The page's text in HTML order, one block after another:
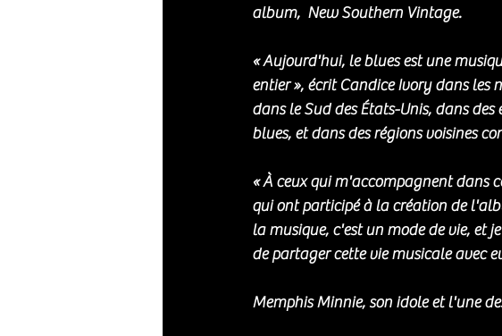
album,  New Southern Vintage.
« Aujourd'hui, le blues est une
entier », écrit Candice Ivory dans les
dans le Sud des États-Unis, dans
blues, et dans des régions voisines
« À ceux qui m'accompagnent dans
qui ont participé à la création de
la musique, c'est un mode de vie, et
de partager cette vie musicale avec
Memphis Minnie, son idole et l'une